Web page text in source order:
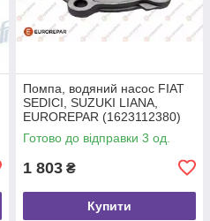
Помпа, водяний насос FIAT
SEDICI, SUZUKI LIANA,
EUROREPAR (1623112380)
Готово до відправки 3 од.
1 803 ₴
Купити